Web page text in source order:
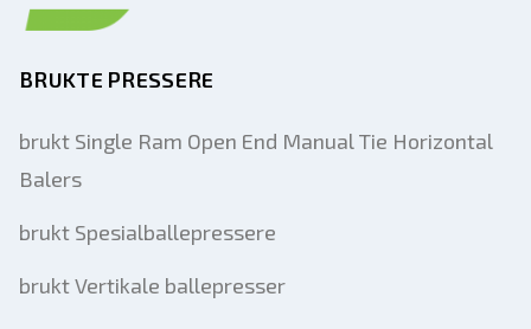
BRUKTE PRESSERE
brukt Single Ram Open End Manual Tie Horizontal
Balers
brukt Spesialballepressere
brukt Vertikale ballepresser